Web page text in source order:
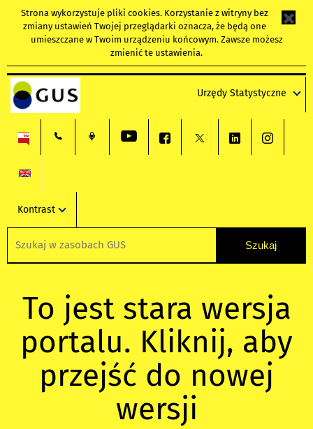
Strona wykorzystuje pliki cookies. Korzystanie z witryny bez
zmiany ustawień Twojej przeglądarki oznacza, że będą one
umieszczane w Twoim urządzeniu końcowym. Zawsze możesz
zmienić te ustawienia.
Urzędy Statystyczne
Kontrast
To jest stara wersja
portalu. Kliknij, aby
przejść do nowej
wersji